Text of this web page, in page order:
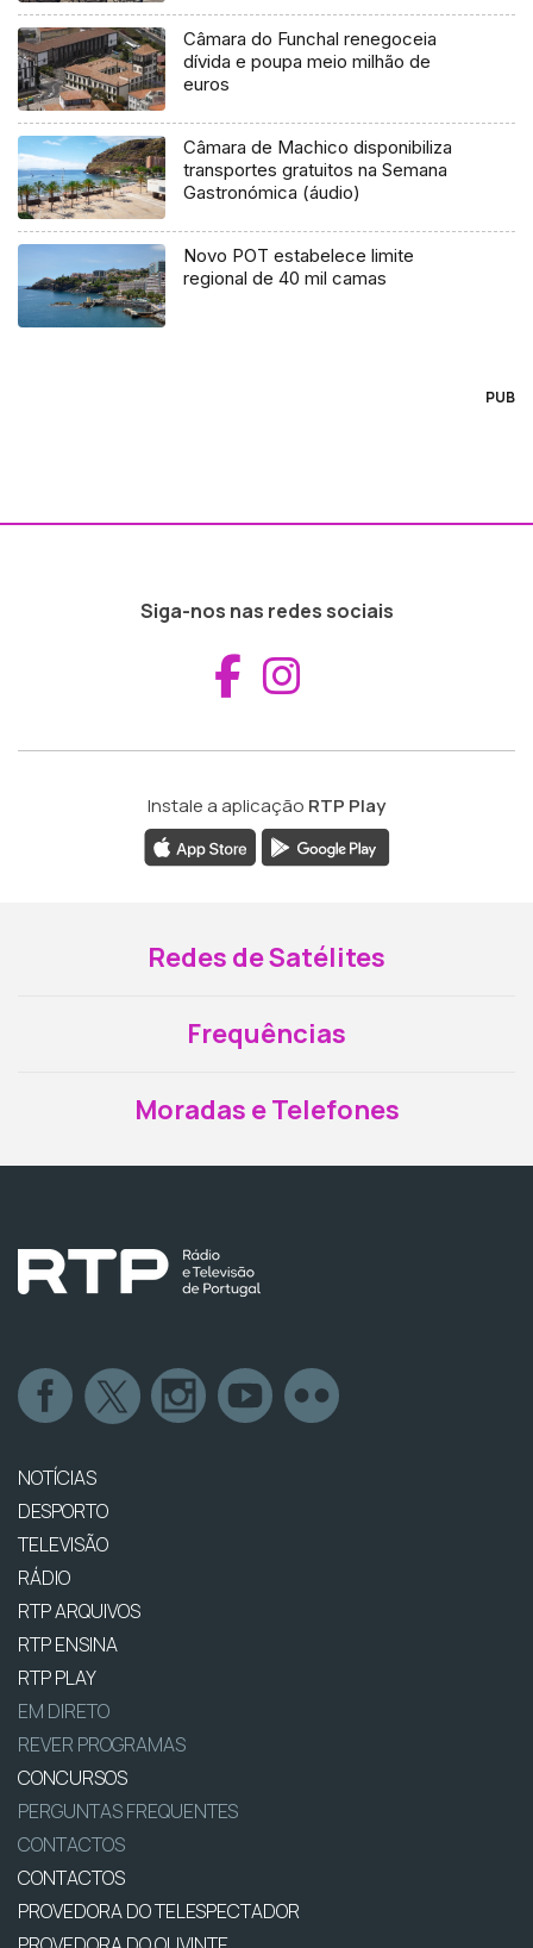
Câmara do Funchal renegoceia
dívida e poupa meio milhão de
euros
Câmara de Machico disponibiliza
transportes gratuitos na Semana
Gastronómica (áudio)
Novo POT estabelece limite
regional de 40 mil camas
PUB
Siga-nos nas redes sociais
Aceder ao
Instale a aplicação RTP Play
Redes de Satélites
Frequências
Moradas e Telefones
NOTÍCIAS
DESPORTO
TELEVISÃO
RÁDIO
RTP ARQUIVOS
RTP ENSINA
RTP PLAY
EM DIRETO
REVER PROGRAMAS
CONCURSOS
PERGUNTAS FREQUENTES
CONTACTOS
CONTACTOS
PROVEDORA DO TELESPECTADOR